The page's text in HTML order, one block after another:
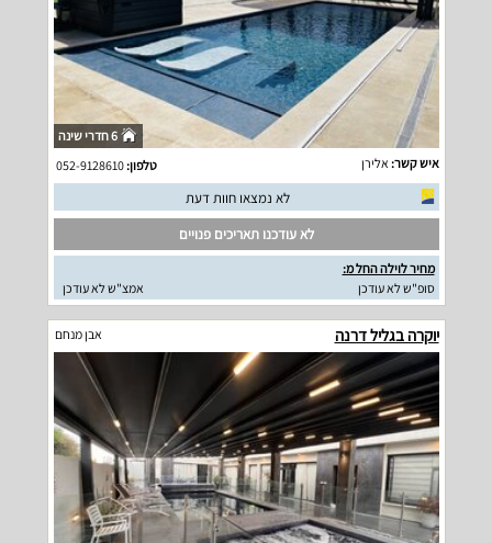
6 חדרי שינה
איש קשר: אלירן טלפון:052-9128610
לא נמצאו חוות דעת
לא עודכנו תאריכים פנויים
מחיר לוילה החל מ:
סופ"ש לא עודכן
אמצ"ש לא עודכן
יוקרה בגליל דרנה אבן מנחם